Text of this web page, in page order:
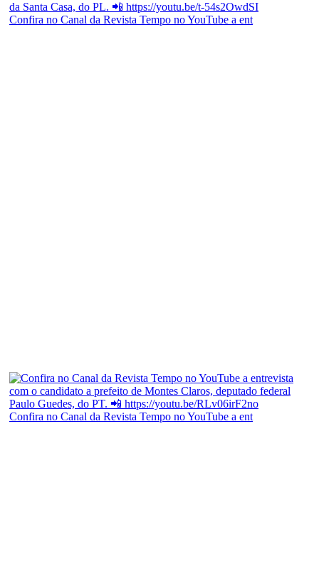
Confira no Canal da Revista Tempo no YouTube a ent
Confira no Canal da Revista Tempo no YouTube a ent